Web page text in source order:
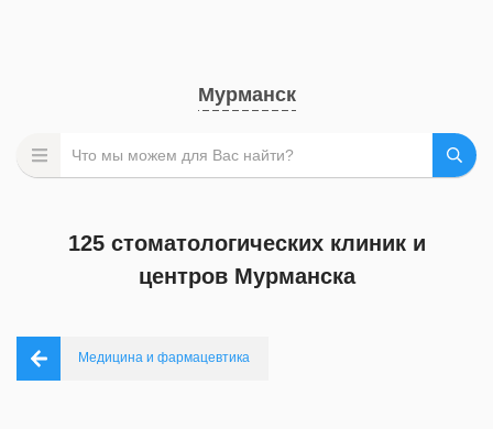
Мурманск
125 стоматологических клиник и
центров Мурманска
Медицина и фармацевтика